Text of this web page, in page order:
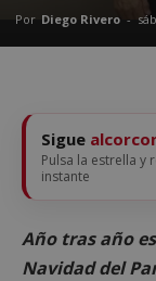
Por Diego Rivero -
Sigue
Pulsa la estrella y
instante
Año tras año
Navidad del